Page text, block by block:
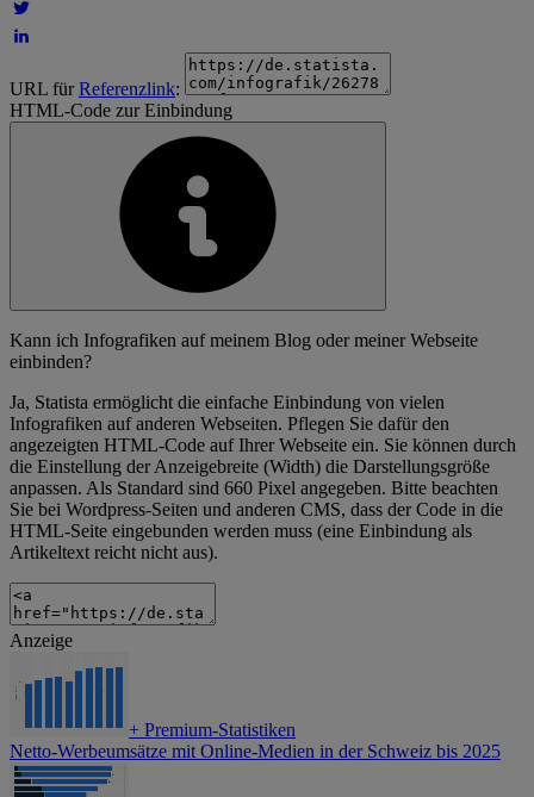
URL fürReferenzlink:
HTML-Code zur Einbindung
Kann ich Infografiken auf meinem Blog oder meiner Webseite
einbinden?
Ja, Statista ermöglicht die einfache Einbindung von vielen
Infografiken auf anderen Webseiten. Pflegen Sie dafür den
angezeigten HTML-Code auf Ihrer Webseite ein. Sie können durch
die Einstellung der Anzeigebreite (Width) die Darstellungsgröße
anpassen. Als Standard sind 660 Pixel angegeben. Bitte beachten
Sie bei Wordpress-Seiten und anderen CMS, dass der Code in die
HTML-Seite eingebunden werden muss (eine Einbindung als
Artikeltext reicht nicht aus).
Anzeige
+ Premium-Statistiken
Netto-Werbeumsätze mit Online-Medien in der Schweiz bis 2025